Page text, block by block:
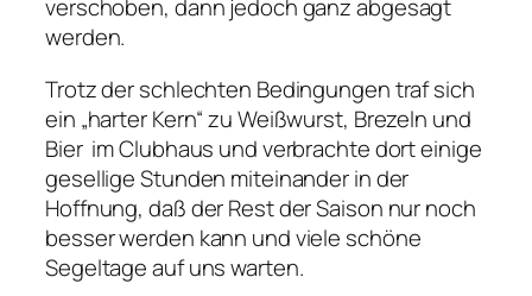
verschoben, dann jedoch ganz abgesagt
werden.
Trotz der schlechten Bedingungen traf sich
ein „harter Kern“ zu Weißwurst, Brezeln und
Bier im Clubhaus und verbrachte dort einige
gesellige Stunden miteinander in der
Hoffnung, daß der Rest der Saison nur noch
besser werden kann und viele schöne
Segeltage auf uns warten.